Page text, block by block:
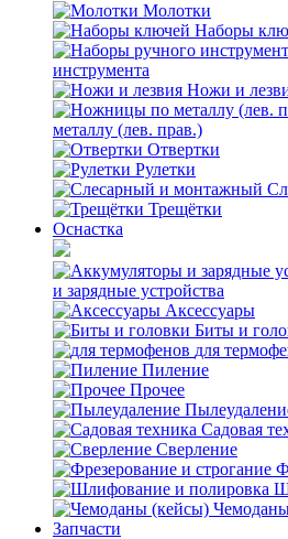
Молотки
Наборы
инструмента
Ножи и
металлу (лев. прав.)
Отвертки
Рулетки
Трещётки
Оснастка
и зарядные устройства
Аксессуары
Биты и
для
Пиление
Прочее
Садовая
Сверление
Запчасти